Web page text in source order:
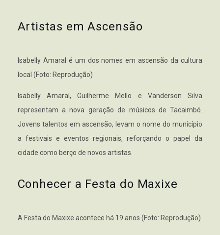
Artistas em Ascensão
Isabelly Amaral é um dos nomes em ascensão da cultura
local (Foto: Reprodução)
Isabelly Amaral, Guilherme Mello e Vanderson Silva
representam a nova geração de músicos de Tacaimbó.
Jovens talentos em ascensão, levam o nome do município
a festivais e eventos regionais, reforçando o papel da
cidade como berço de novos artistas.
Conhecer a Festa do Maxixe
A Festa do Maxixe acontece há 19 anos (Foto: Reprodução)